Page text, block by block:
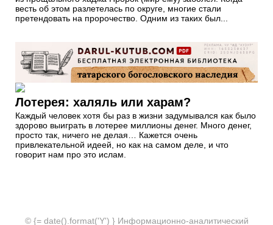
весть об этом разлетелась по округе, многие стали
претендовать на пророчество. Одним из таких был...
Лотерея: халяль или харам?
Каждый человек хотя бы раз в жизни задумывался как было
здорово выиграть в лотерее миллионы денег. Много денег,
просто так, ничего не делая… Кажется очень
привлекательной идеей, но как на самом деле, и что
говорит нам про это ислам.
© {= date().format('Y') } Информационно-аналитический